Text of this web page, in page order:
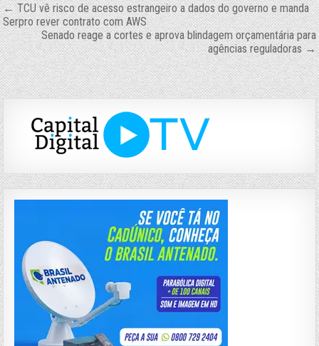
Navegação
de
Post
← TCU vê risco de acesso estrangeiro a dados do governo e manda
Serpro rever contrato com AWS
Senado reage a cortes e aprova blindagem orçamentária para
agências reguladoras →